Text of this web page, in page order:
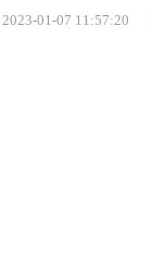
2023-01-07 11:57:20